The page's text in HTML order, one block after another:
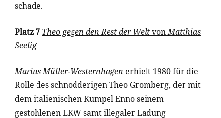
schade.
Platz 7 Theo gegen den Rest der WeltvonMatthias
Seelig
Marius Müller-Westernhagen erhielt 1980 für die
Rolle des schnodderigen Theo Gromberg, der mit
dem italienischen Kumpel Enno seinem
gestohlenen LKW samt illegaler Ladung